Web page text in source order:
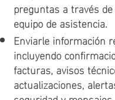
preguntas a través
equipo de asistencia.
Enviarle información
incluyendo
facturas, avisos
actualizaciones,